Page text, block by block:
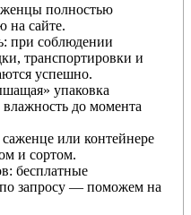
полностью
на сайте.
при соблюдении
транспортировки и
успешно.
упаковка
до момента
или контейнере
и сортом.
бесплатные
запросу — поможем на